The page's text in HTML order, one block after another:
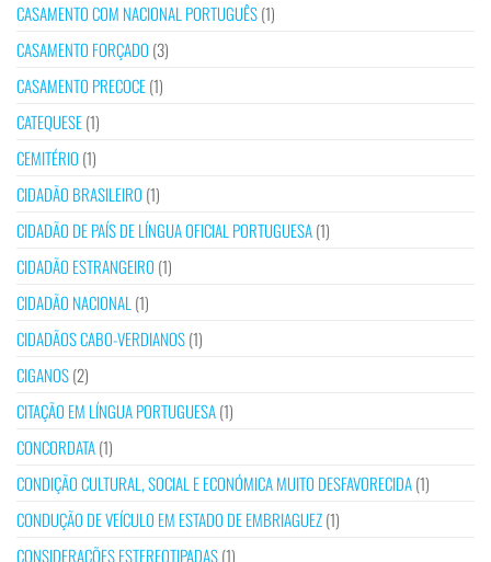
CASAMENTO COM NACIONAL PORTUGUÊS(1)
CASAMENTO FORÇADO (3)
CASAMENTO PRECOCE(1)
CATEQUESE(1)
CEMITÉRIO (1)
CIDADÃO BRASILEIRO (1)
CIDADÃO DE PAÍS DE LÍNGUA OFICIAL PORTUGUESA(1)
CIDADÃO ESTRANGEIRO (1)
CIDADÃO NACIONAL (1)
CIDADÃOS CABO-VERDIANOS(1)
CIGANOS(2)
CITAÇÃO EM LÍNGUA PORTUGUESA(1)
CONCORDATA(1)
CONDIÇÃO CULTURAL, SOCIAL E ECONÓMICA MUITO DESFAVORECIDA(1)
CONDUÇÃO DE VEÍCULO EM ESTADO DE EMBRIAGUEZ(1)
CONSIDERAÇÕES ESTEREOTIPADAS(1)